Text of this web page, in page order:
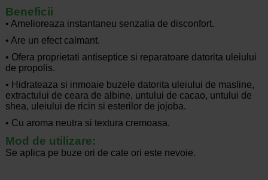
Beneficii
• Amelioreaza instantaneu senzatia de disconfort.
• Are un efect calmant.
• Ofera proprietati antiseptice si reparatoare datorita uleiului
de propolis.
• Hidrateaza si inmoaie buzele datorita uleiului de masline,
extractului de ceara de albine, untului de cacao, untului de
shea, uleiului de ricin si esterilor de jojoba.
• Cu aroma neutra si textura cremoasa.
Mod de utilizare:
Se aplica pe buze ori de cate ori este nevoie.